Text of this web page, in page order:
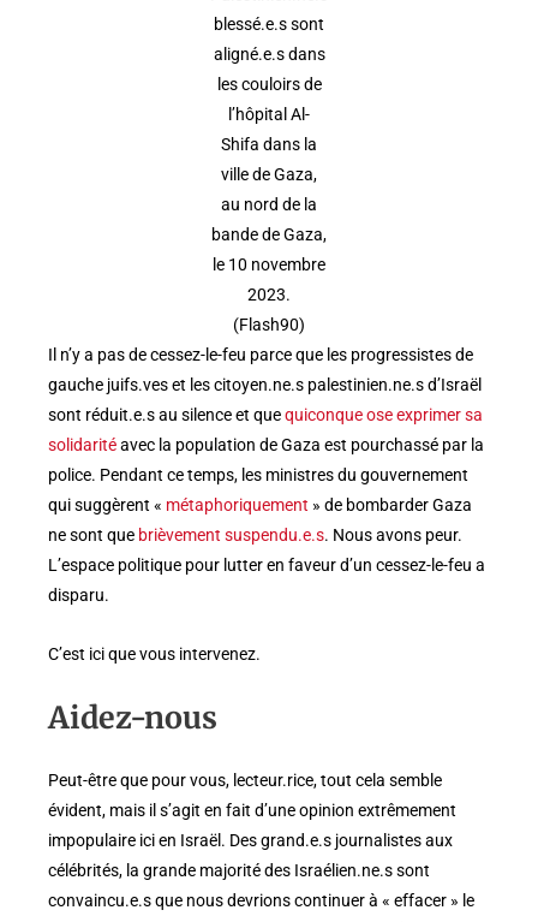
blessé.e.s sont
aligné.e.s dans
les couloirs de
l’hôpital Al-
Shifa dans la
ville de Gaza,
au nord de la
bande de Gaza,
le 10 novembre
2023.
(Flash90)
Il n’y a pas de cessez-le-feu parce que les progressistes de
gauche juifs.ves et les citoyen.ne.s palestinien.ne.s d’Israël
sont réduit.e.s au silence et quequiconque ose exprimer sa
solidaritéavec la population de Gaza est pourchassé par la
police. Pendant ce temps, les ministres du gouvernement
qui suggèrent « métaphoriquement » de bombarder Gaza
ne sont que brièvement suspendu.e.s. Nous avons peur.
L’espace politique pour lutter en faveur d’un cessez-le-feu a
disparu.
C’est ici que vous intervenez.
Aidez-nous
Peut-être que pour vous, lecteur.rice, tout cela semble
évident, mais il s’agit en fait d’une opinion extrêmement
impopulaire ici en Israël. Des grand.e.s journalistes aux
célébrités, la grande majorité des Israélien.ne.s sont
convaincu.e.s que nous devrions continuer à « effacer » le